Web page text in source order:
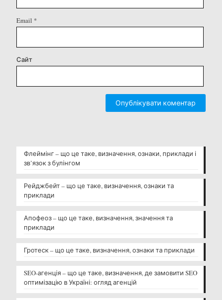
Email *
Сайт
Флеймінг – що це таке, визначення, ознаки, приклади і
зв’язок з булінгом
Рейджбейт – що це таке, визначення, ознаки та
приклади
Апофеоз – що це таке, визначення, значення та
приклади
Гротеск – що це таке, визначення, ознаки та приклади
SEO-агенція – що це таке, визначення, де замовити SEO
оптимізацію в Україні: огляд агенцій